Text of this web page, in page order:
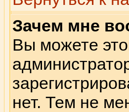
Зачем мне
Вы можете
нет. Тем не